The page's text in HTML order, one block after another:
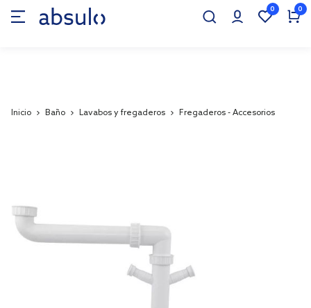
0 0
Inicio Baño Lavabos y fregaderos Fregaderos - Accesorios
end
of